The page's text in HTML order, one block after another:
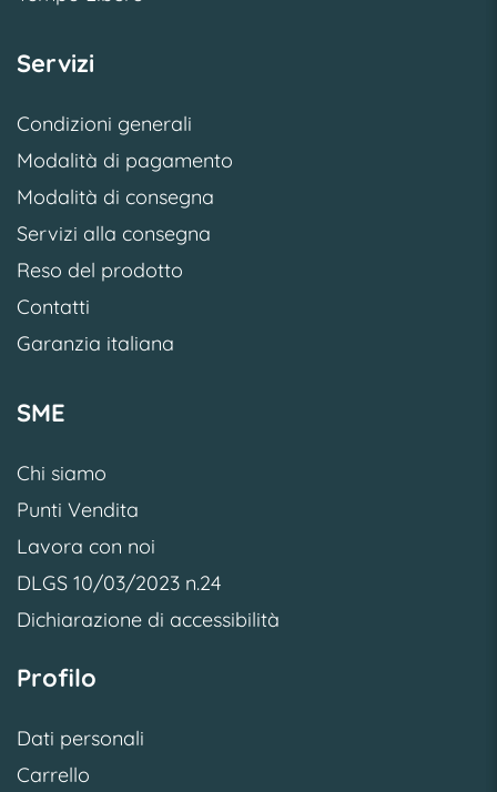
Servizi
Condizioni generali
Modalità di pagamento
Modalità di consegna
Servizi alla consegna
Reso del prodotto
Contatti
Garanzia italiana
SME
Chi siamo
Punti Vendita
Lavora con noi
DLGS 10/03/2023 n.24
Dichiarazione di accessibilità
Profilo
Dati personali
Carrello